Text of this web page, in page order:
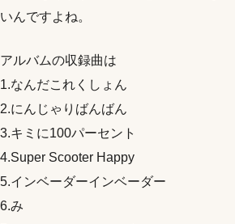
いんですよね。
アルバムの収録曲は
1.なんだこれくしょん
2.にんじゃりばんばん
3.キミに100パーセント
4.Super Scooter Happy
5.インベーダーインベーダー
6.み